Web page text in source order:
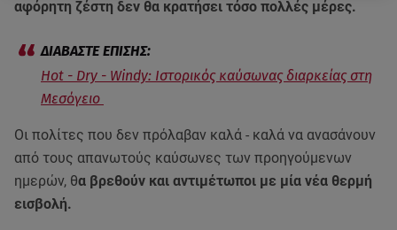
αφόρητη ζέστη δεν θα κρατήσει τόσο πολλές μέρες.
Ηot - Dry - Windy: Iστορικός καύσωνας διαρκείας στη
Μεσόγειο
Οι πολίτες που δεν πρόλαβαν καλά - καλά να ανασάνουν
από τους απανωτούς καύσωνες των προηγούμενων
ημερών, θα βρεθούν και αντιμέτωποι με μία νέα θερμή
εισβολή.